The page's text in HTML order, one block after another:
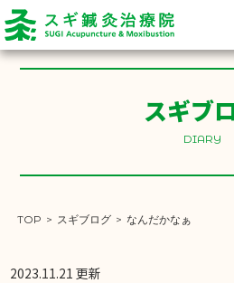
HOME
当院の特徴
スギブ
DIARY
TOP > スギブログ > なんだかなぁ
2023.11.21 更新